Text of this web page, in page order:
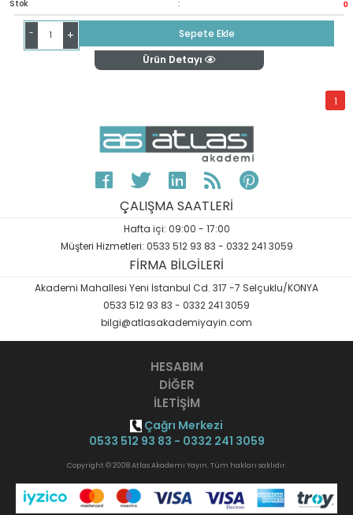
Stok : 0
- +
Sepete Ekle
Ürün Detayı
1
ÇALIŞMA SAATLERİ
Hafta içi: 09:00 - 17:00
Müşteri Hizmetleri: 0533 512 93 83 - 0332 241 3059
FİRMA BİLGİLERİ
Akademi Mahallesi Yeni İstanbul Cd. 317 -7 Selçuklu/KONYA
0533 512 93 83 - 0332 241 3059
bilgi@atlasakademiyayin.com
HESABIM
DİĞER
İLETİŞİM
Çağrı Merkezi
0533 512 93 83 - 0332 241 3059
Copyright © 2008 Atlas Akademi Yayın. Tüm hakları saklıdır.